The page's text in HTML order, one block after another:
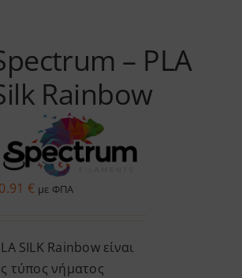
Services
Academy
Software
Επικοινωνία
– PLA
Rainbow
€ με ΦΠΑ
SILK Rainbow είναι
τύπος νήματος